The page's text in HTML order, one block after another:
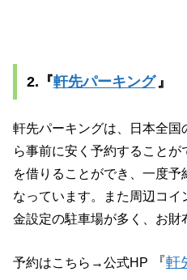
2. 『軒先パーキング 』
軒先パーキングは、日本全
ら事前に安く予約すること
を借りることができ、一度予
なっています。また周辺コ
金設定の駐車場が多く、お財
予約はこちら→公式HP 『軒